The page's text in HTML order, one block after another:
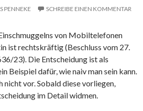
PENNEKE SCHREIBE EINEN KOMMENTAR
von Mobiltelefonen
ist rechtskräftig (Beschluss vom 27.
23). Die Entscheidung ist als
Beispiel dafür, wie naiv man sein kann.
nicht vor. Sobald diese vorliegen,
im Detail widmen.